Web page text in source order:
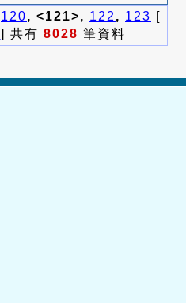
120, <121>, 122 , 123 [
] 共有 8028 筆資料